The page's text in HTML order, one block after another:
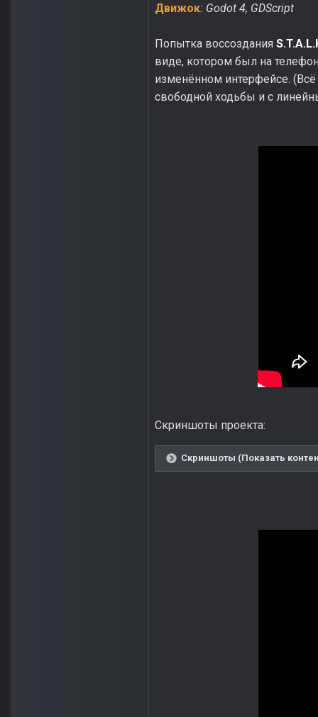
Движок: Godot 4, GDScript
Попытка воссоздания
виде, котором был на
изменённом интерфейсе.
свободной ходьбы и с
Скриншоты проекта:
Скриншоты (Показать